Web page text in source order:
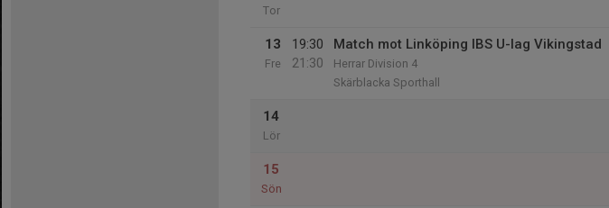
Tor
13
Fre
19:30
21:30
Match mot Linköping IBS U-lag Vikingstad
Herrar Division 4
Skärblacka Sporthall
14
Lör
15
Sön